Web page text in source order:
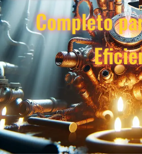
Completo